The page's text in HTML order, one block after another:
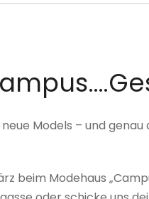
Models – und
beim Modehaus